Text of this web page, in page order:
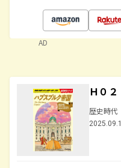
AD
Ｈ０
歴史時代